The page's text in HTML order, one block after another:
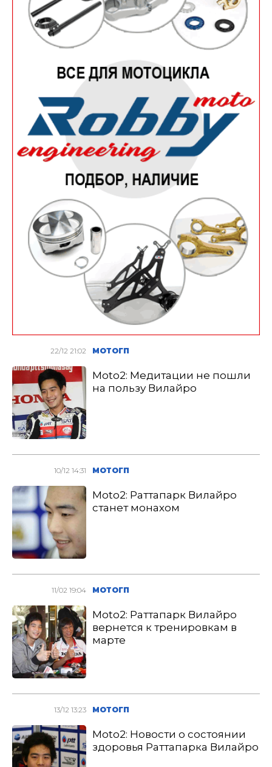
22/12 21:02 МОТОГП
Moto2: Медитации не пошли
на пользу Вилайро
10/12 14:31 МОТОГП
Moto2: Раттапарк Вилайро
станет монахом
11/02 19:04 МОТОГП
Moto2: Раттапарк Вилайро
вернется к тренировкам в
марте
13/12 13:23 МОТОГП
Moto2: Новости о состоянии
здоровья Раттапарка Вилайро